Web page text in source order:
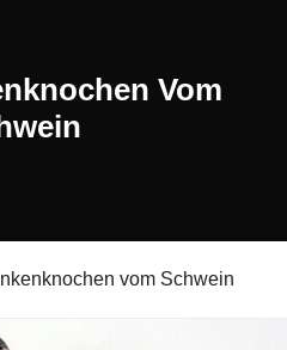
Vom
vom Schwein